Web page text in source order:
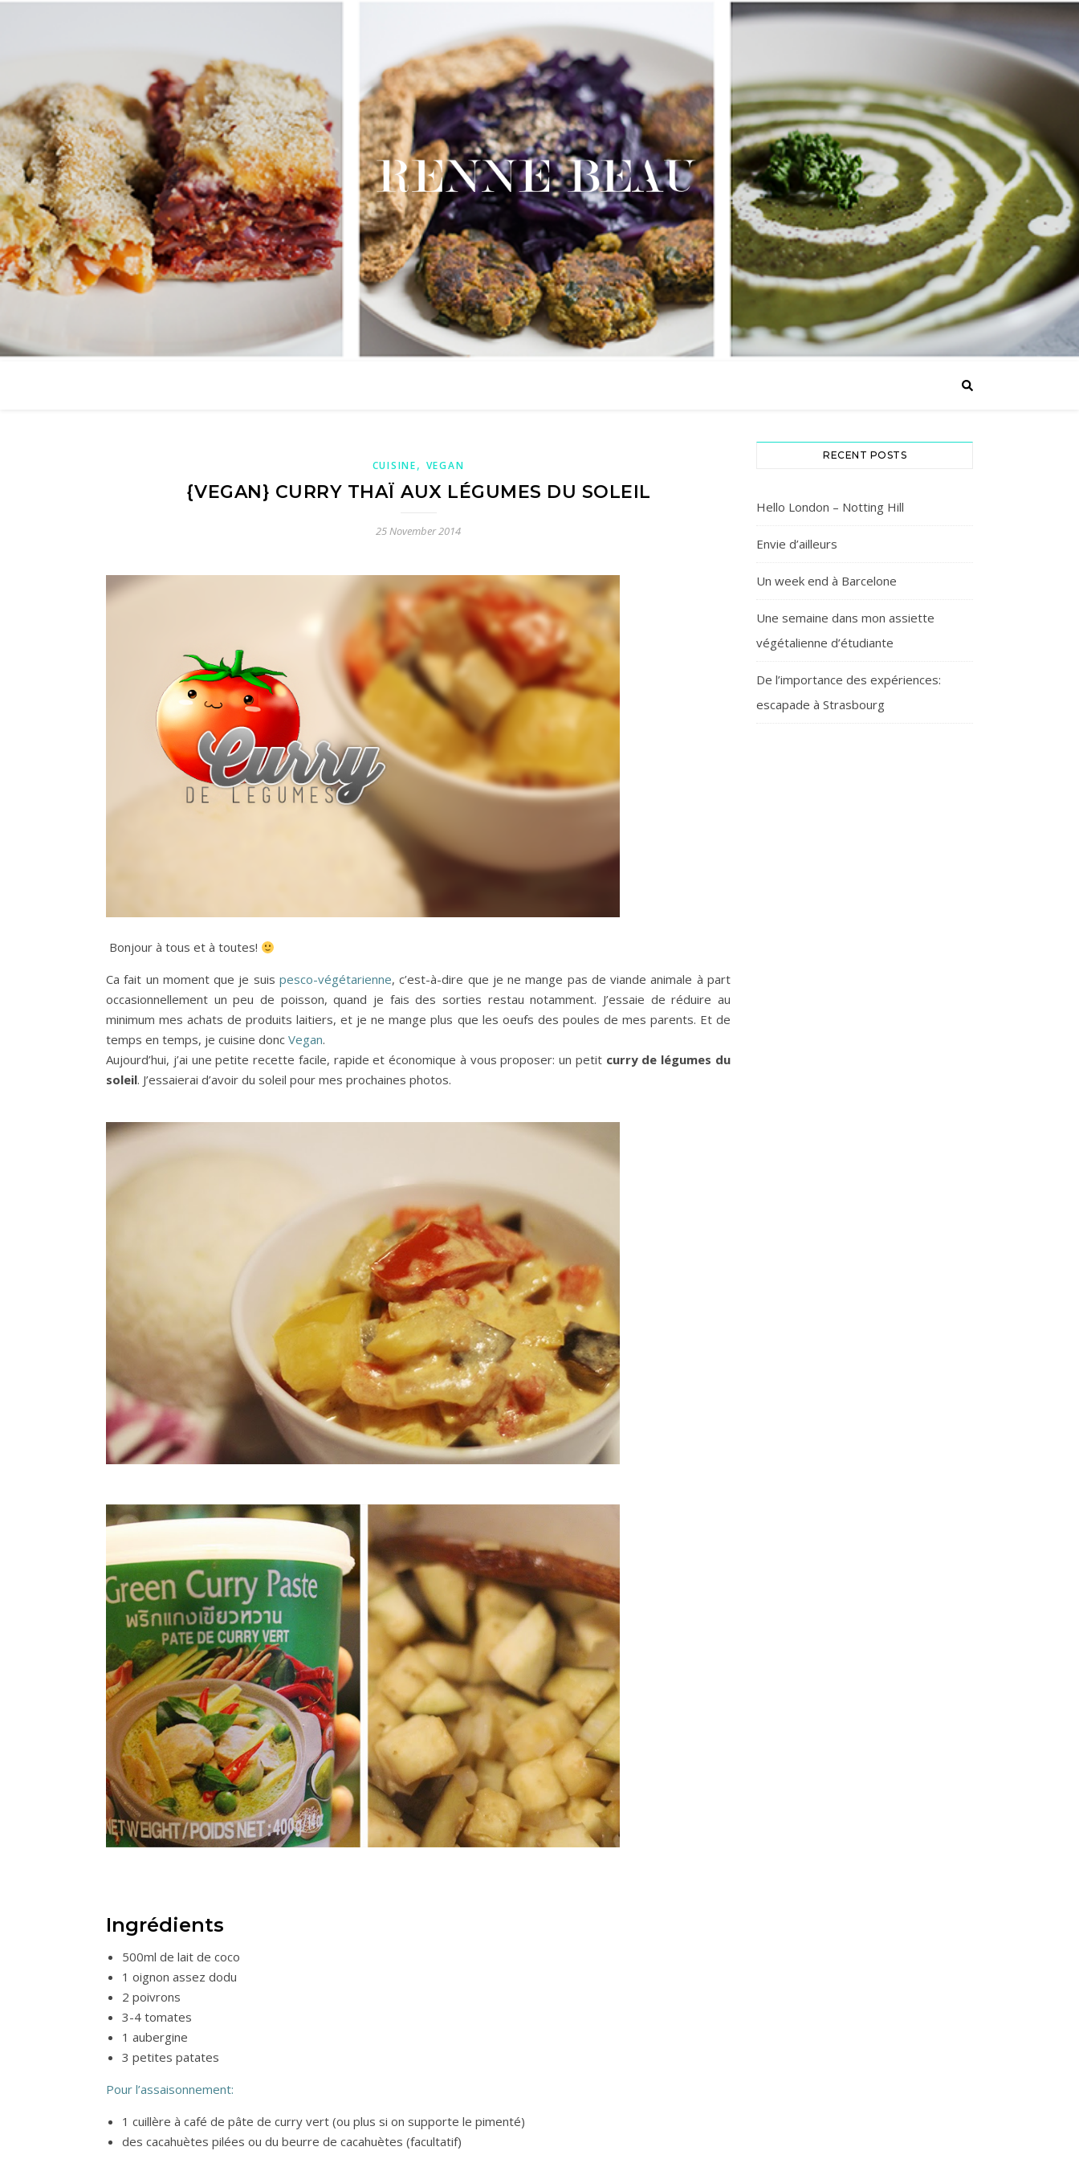
CUISINE, VEGAN
{VEGAN} CURRY THAÏ AUX LÉGUMES DU SOLEIL
25 November 2014
Bonjour à tous et à toutes!
Ca fait un moment que je suis pesco-végétarienne, c’est-à-dire que je ne mange pas de viande animale à part
occasionnellement un peu de poisson, quand je fais des sorties restau notamment. J’essaie de réduire au
minimum mes achats de produits laitiers, et je ne mange plus que les oeufs des poules de mes parents. Et de
temps en temps, je cuisine donc Vegan.
Aujourd’hui, j’ai une petite recette facile, rapide et économique à vous proposer: un petit curry de légumes du
soleil. J’essaierai d’avoir du soleil pour mes prochaines photos.
Ingrédients
500ml de lait de coco
1 oignon assez dodu
2 poivrons
3-4 tomates
1 aubergine
3 petites patates
Pour l’assaisonnement:
1 cuillère à café de pâte de curry vert (ou plus si on supporte le pimenté)
des cacahuètes pilées ou du beurre de cacahuètes (facultatif)
RECENT POSTS
Hello London – Notting Hill
Envie d’ailleurs
Un week end à Barcelone
Une semaine dans mon assiette
végétalienne d’étudiante
De l’importance des expériences:
escapade à Strasbourg